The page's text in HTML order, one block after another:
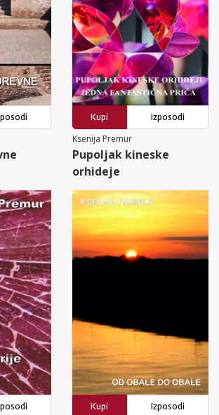
Kupi
Izposodi
Ksenija Premur
Pupoljak kineske
orhideje
Kupi
Izposodi